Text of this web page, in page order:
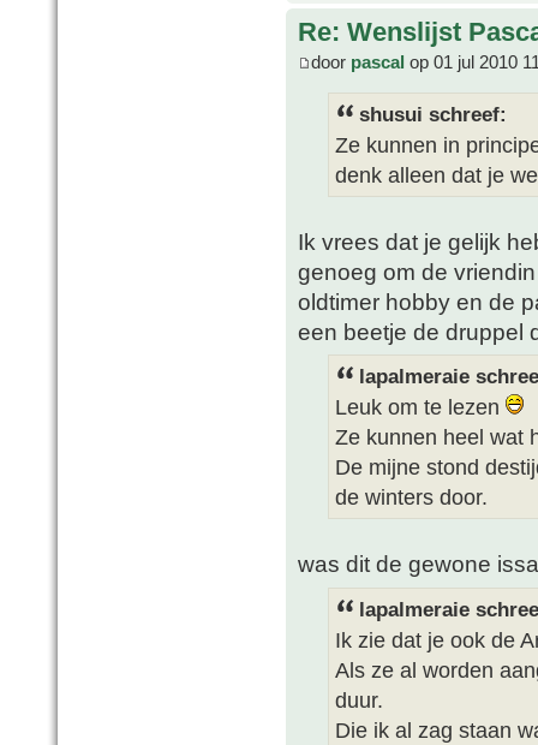
Re: Wenslijst
door pascal op 01 jul 2010
shusui schreef:
Ze kunnen in
denk alleen dat je
Ik vrees dat je gelijk
genoeg om de
oldtimer hobby en de
een beetje de druppel
lapalmeraie
Leuk om te lezen
Ze kunnen heel wat
De mijne stond
de winters door.
was dit de gewone
lapalmeraie
Ik zie dat je ook de
Als ze al worden
duur.
Die ik al zag staan